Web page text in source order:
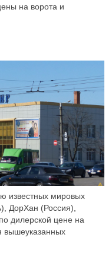
на ворота и
известных мировых
ДорХан (Россия),
дилерской цене на
вышеуказанных